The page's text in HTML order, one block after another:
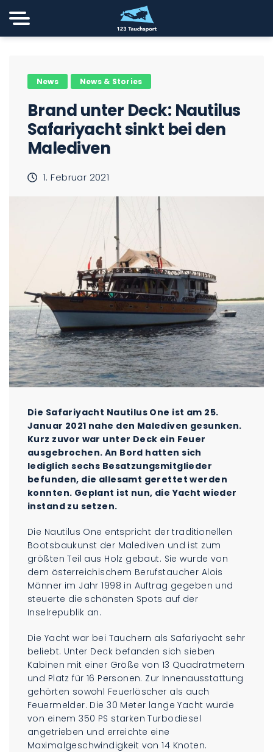
News News & Stories
Brand unter Deck: Nautilus
Safariyacht sinkt bei den
Malediven
1. Februar 2021
Die Safariyacht Nautilus One ist am 25.
Januar 2021 nahe den Malediven gesunken.
Kurz zuvor war unter Deck ein Feuer
ausgebrochen. An Bord hatten sich
lediglich sechs Besatzungsmitglieder
befunden, die allesamt gerettet werden
konnten. Geplant ist nun, die Yacht wieder
instand zu setzen.
Die Nautilus One entspricht der traditionellen
Bootsbaukunst der Malediven und ist zum
größten Teil aus Holz gebaut. Sie wurde von
dem österreichischem Berufstaucher Alois
Männer im Jahr 1998 in Auftrag gegeben und
steuerte die schönsten Spots auf der
Inselrepublik an.
Die Yacht war bei Tauchern als Safariyacht sehr
beliebt. Unter Deck befanden sich sieben
Kabinen mit einer Größe von 13 Quadratmetern
und Platz für 16 Personen. Zur Innenausstattung
gehörten sowohl Feuerlöscher als auch
Feuermelder. Die 30 Meter lange Yacht wurde
von einem 350 PS starken Turbodiesel
angetrieben und erreichte eine
Maximalgeschwindigkeit von 14 Knoten.